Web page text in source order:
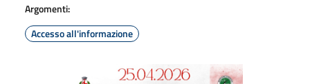
Argomenti:
Accesso all'informazione